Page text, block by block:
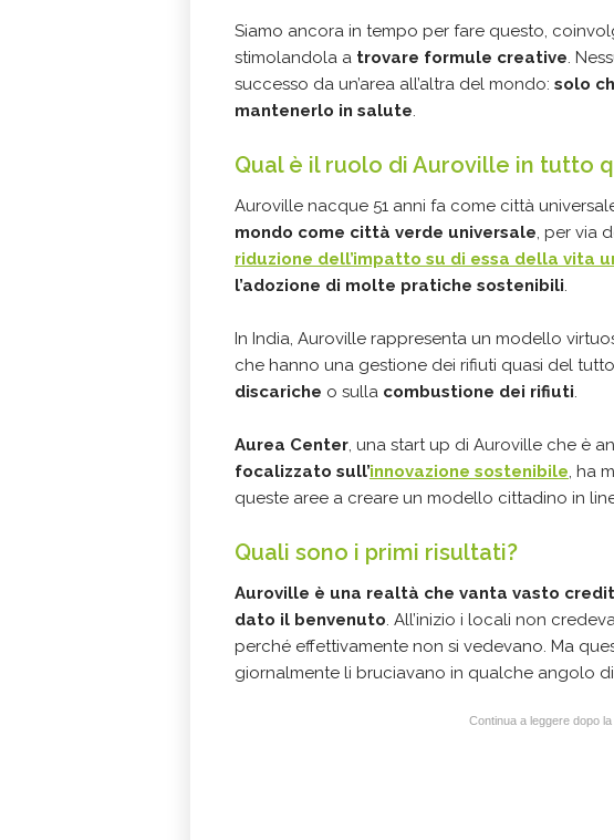
Siamo ancora in tempo per fare questo,
stimolandola a trovare formule creative.
successo da un’area all’altra del mondo: solo
mantenerlo in salute.
Qual è il ruolo di Auroville in tutto
Auroville nacque 51 anni fa come città
mondo come città verde universale, per via
riduzione dell’impatto su di essa della vita
l’adozione di molte pratiche sostenibili.
In India, Auroville rappresenta un modello
che hanno una gestione dei rifiuti quasi del
discariche o sulla combustione dei rifiuti.
Aurea Center, una start up di Auroville che è
focalizzato sull’innovazione sostenibile, ha
queste aree a creare un modello cittadino in
Quali sono i primi risultati?
Auroville è una realtà che vanta vasto
dato il benvenuto. All’inizio i locali non
perché effettivamente non si vedevano. Ma
giornalmente li bruciavano in qualche angolo
Continua a leggere dopo la